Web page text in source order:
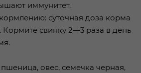
иммунитет.
суточная доза корма
Кормите свинку 2—3 раза в день
овес, семечка черная,